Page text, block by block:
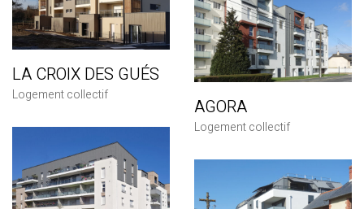
LA CROIX DES GUÉS
Logement collectif
AGORA
Logement collectif